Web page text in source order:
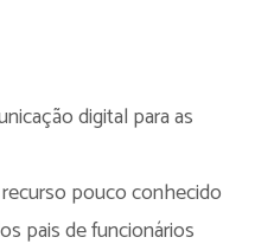
digital para as
pouco conhecido
pais de funcionários